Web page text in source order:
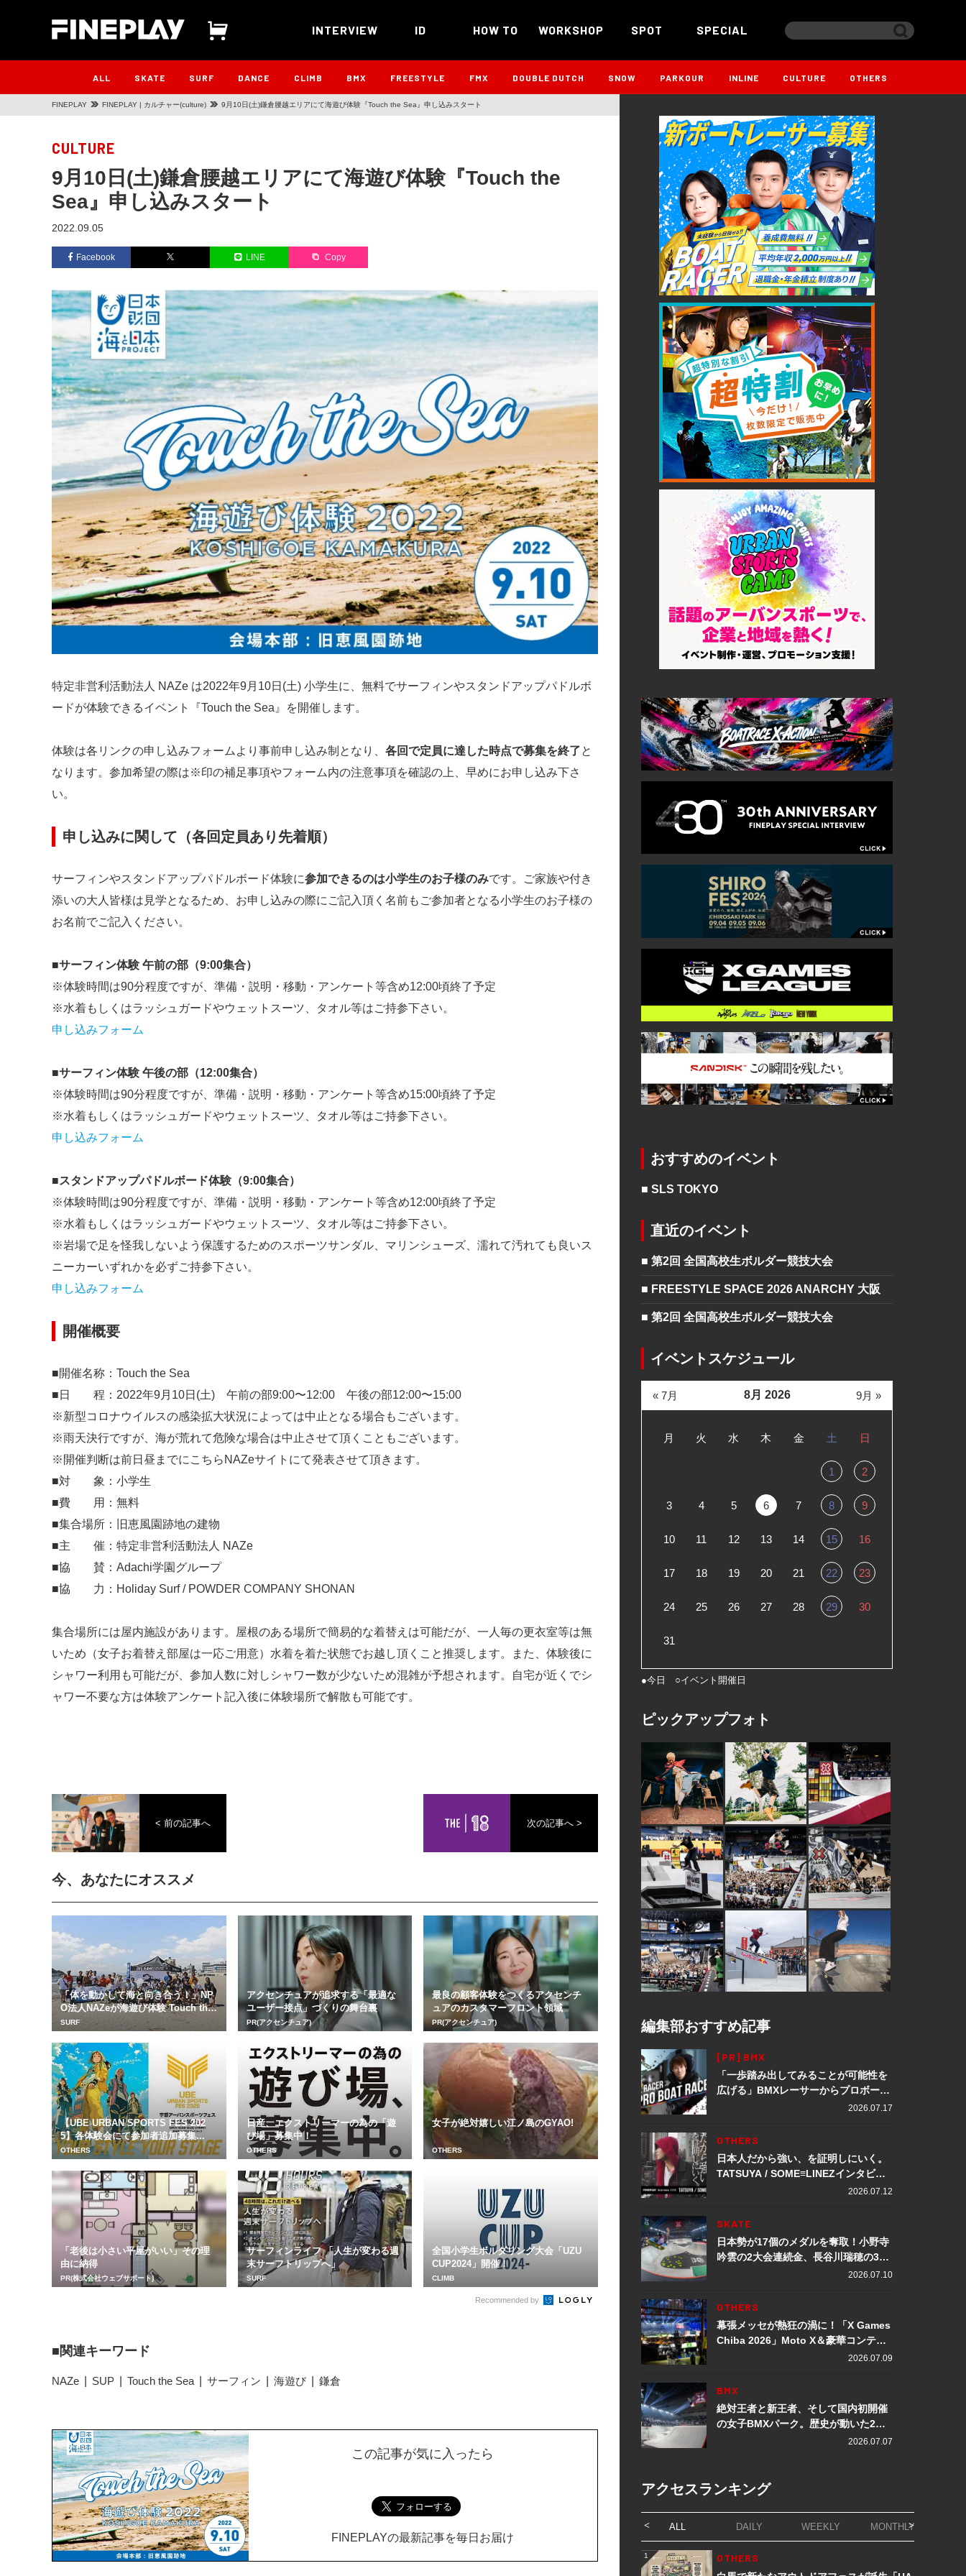
INTERVIEW ID HOW TO WORKSHOP SPOT SPECIAL
ALL SKATE SURF DANCE CLIMB BMX FREESTYLE FMX DOUBLE DUTCH SNOW PARKOUR INLINE CULTURE OTHERS
FINEPLAY FINEPLAY | カルチャー(culture) 9月10日(土)鎌倉腰越エリアにて海遊び体験『Touch the Sea』申し込みスタート
CULTURE
9月10日(土)鎌倉腰越エリアにて海遊び体験『Touch the
Sea』申し込みスタート
2022.09.05
Facebook LINE Copy
特定非営利活動法人 NAZe は2022年9月10日(土) 小学生に、無料でサーフィンやスタンドアップパドルボ
ードが体験できるイベント『Touch the Sea』を開催します。
体験は各リンクの申し込みフォームより事前申し込み制となり、 各回で定員に達した時点で募集を終了と
なります。参加希望の際は※印の補足事項やフォーム内の注意事項を確認の上、早めにお申し込み下さ
い。
申し込みに関して（各回定員あり先着順）
サーフィンやスタンドアップパドルボード体験に参加できるのは小学生のお子様のみです。ご家族や付き
添いの大人皆様は見学となるため、お申し込みの際にご記入頂く名前もご参加者となる小学生のお子様の
お名前でご記入ください。
■サーフィン体験 午前の部（9:00集合）
※体験時間は90分程度ですが、準備・説明・移動・アンケート等含め12:00頃終了予定
※水着もしくはラッシュガードやウェットスーツ、タオル等はご持参下さい。
申し込みフォーム
■サーフィン体験 午後の部（12:00集合）
※体験時間は90分程度ですが、準備・説明・移動・アンケート等含め15:00頃終了予定
※水着もしくはラッシュガードやウェットスーツ、タオル等はご持参下さい。
申し込みフォーム
■スタンドアップパドルボード体験（9:00集合）
※体験時間は90分程度ですが、準備・説明・移動・アンケート等含め12:00頃終了予定
※水着もしくはラッシュガードやウェットスーツ、タオル等はご持参下さい。
※岩場で足を怪我しないよう保護するためのスポーツサンダル、マリンシューズ、濡れて汚れても良いス
ニーカーいずれかを必ずご持参下さい。
申し込みフォーム
開催概要
■開催名称：​Touch the Sea
■日 程：2022年9月10日(土) 午前の部9:00〜12:00 午後の部12:00〜15:00
※新型コロナウイルスの感染拡大状況によっては中止となる場合もございます。
※雨天決行ですが、海が荒れて危険な場合は中止させて頂くこともございます。
※開催判断は前日昼までにこちらNAZeサイトにて発表させて頂きます。
■対 象：小学生
■費 用：無料
■集合場所：旧恵風園跡地の建物
■主 催：特定非営利活動法人 NAZe
■協 賛：Adachi学園グループ
■協 力：Holiday Surf / POWDER COMPANY SHONAN
集合場所には屋内施設があります。屋根のある場所で簡易的な着替えは可能だが、一人毎の更衣室等は無
いため（女子お着替え部屋は一応ご用意）水着を着た状態でお越し頂くこと推奨します。また、体験後に
シャワー利用も可能だが、参加人数に対しシャワー数が少ないため混雑が予想されます。自宅が近くでシ
ャワー不要な方は体験アンケート記入後に体験場所で解散も可能です。
< 前の記事へ 次の記事へ >
今、あなたにオススメ
「体を動かして海と向き合う！」NP
O法人NAZeが海遊び体験 Touch th
e...
SURF
アクセンチュアが追求する「最適な
ユーザー接点」づくりの舞台裏
PR(アクセンチュア)
最良の顧客体験をつくるアクセンチ
ュアのカスタマーフロント領域
PR(アクセンチュア)
【UBE URBAN SPORTS FES 202
5】各体験会にて参加者追加募集...
OTHERS
日産、エクストリーマーの為の「遊
び場」募集中！
OTHERS
女子が絶対嬉しい江ノ島のGYAO!
OTHERS
「老後は小さい平屋がいい」その理
由に納得
PR(株式会社ウェブサポート)
サーフィンライフ 「人生が変わる週
末サーフトリップへ」
SURF
全国小学生ボルダリング大会「UZU
CUP2024」開催！
CLIMB
Recommended by
関連キーワード
NAZe SUP Touch the Sea サーフィン 海遊び 鎌倉
この記事が気に入ったら
FINEPLAYの最新記事を毎日お届け
おすすめのイベント
■ SLS TOKYO
直近のイベント
■ 第2回 全国高校生ボルダー競技大会
■ FREESTYLE SPACE 2026 ANARCHY 大阪
■ 第2回 全国高校生ボルダー競技大会
イベントスケジュール
8月 2026
月 火 水 木 金 土 日
1 2
3 4 5 6 7 8 9
10 11 12 13 14 15 16
17 18 19 20 21 22 23
24 25 26 27 28 29 30
31
« 7月 9月 »
●今日 ○イベント開催日
ピックアップフォト
編集部おすすめ記事
[PR] BMX
「一歩踏み出してみることが可能性を
広げる」BMXレーサーからプロボート
レーサーへ転身。上田龍星が体現する
2026.07.17
OTHERS
日本人だから強い、を証明しにいく。
TATSUYA / SOME≡LINEZインタビュ
2026.07.12
SKATE
日本勢が17個のメダルを奪取！小野寺
吟雲の2大会連続金、長谷川瑞穂の3メ
ダル獲得など数々の快挙をプレイバッ
2026.07.10
OTHERS
幕張メッセが熱狂の渦に！「X Games
Chiba 2026」Moto X＆豪華コンテン
2026.07.09
BMX
絶対王者と新王者、そして国内初開催
の女子BMXパーク。歴史が動いた2日
2026.07.07
アクセスランキング
ALL DAILY WEEKLY MONTHLY
1 OTHERS